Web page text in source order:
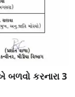
બળવો કરનારા 3